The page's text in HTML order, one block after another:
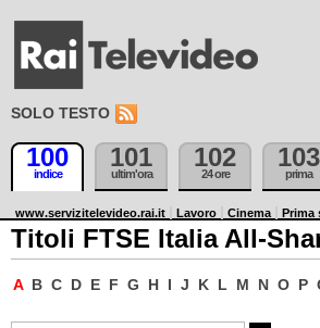
SOLO TESTO
100
indice
101
ultim'ora
102
24 ore
103
prima
www.servizitelevideo.rai.it Lavoro Cinema Prima
Titoli FTSE Italia All-
A B C D E F G H I J K L M N O P